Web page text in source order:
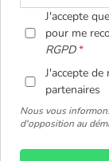
J'accepte
pour me
RGPD
J'accepte
partenaires
Nous vous
d'opposition au